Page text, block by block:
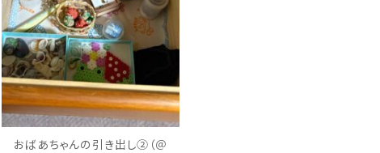
おばあちゃんの引き出し②（＠